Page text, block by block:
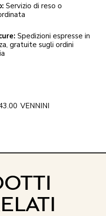
Servizio di reso o
Spedizioni espresse in
gratuite sugli ordini
VENNINI